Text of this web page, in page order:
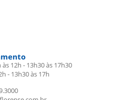
12h - 13h30 às 17h30
- 13h30 às 17h